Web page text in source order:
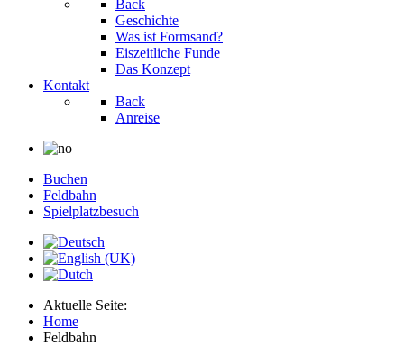
Back
Geschichte
Was ist Formsand?
Eiszeitliche Funde
Das Konzept
Kontakt
Back
Anreise
Buchen
Feldbahn
Spielplatzbesuch
Aktuelle Seite:
Home
Feldbahn